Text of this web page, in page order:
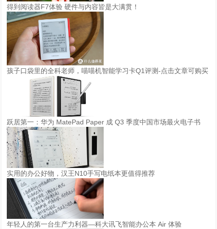
得到阅读器F7体验 硬件与内容皆是大满贯！
孩子口袋里的全科老师，喵喵机智能学习卡Q1评测-点击文章可购买
跃居第一：华为 MatePad Paper 成 Q3 季度中国市场最火电子书
实用的办公好物，汉王N10手写电纸本更值得推荐
年轻人的第一台生产力利器—科大讯飞智能办公本 Air 体验